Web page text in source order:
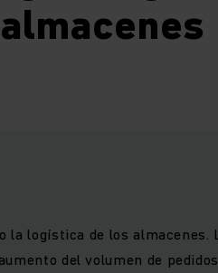
logística de los almacenes.
del volumen de